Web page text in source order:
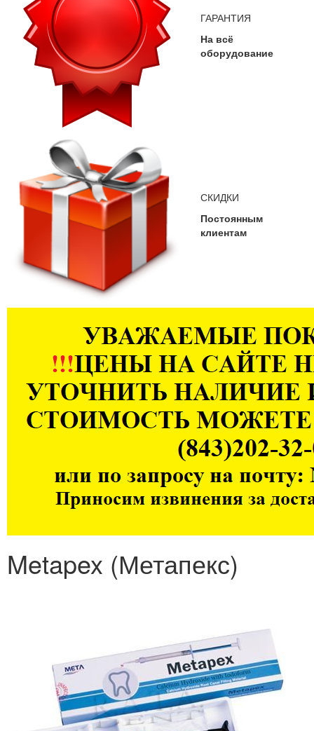
ГАРАНТИЯ
На всё
оборудование
СКИДКИ
Постоянным
клиентам
Metapex (Метапекс)